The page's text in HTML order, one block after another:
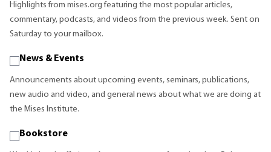
Highlights from mises.org featuring the most popular articles,
commentary, podcasts, and videos from the previous week. Sent on
Saturday to your mailbox.
News & Events
Announcements about upcoming events, seminars, publications,
new audio and video, and general news about what we are doing at
the Mises Institute.
Bookstore